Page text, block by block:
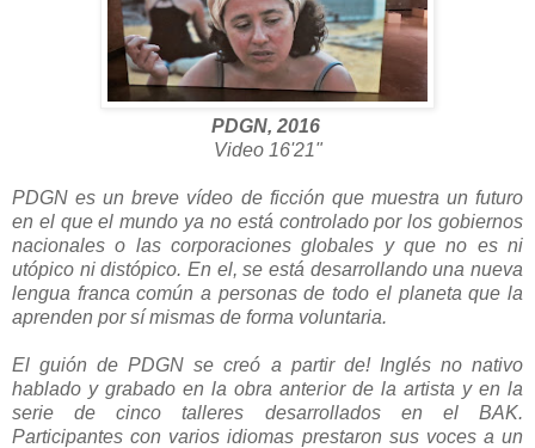
PDGN, 2016
Video 16'21"
PDGN es un breve vídeo de ficción que muestra un futuro
en el que el mundo ya no está controlado por los gobiernos
nacionales o las corporaciones globales y que no es ni
utópico ni distópico. En el, se está desarrollando una nueva
lengua franca común a personas de todo el planeta que la
aprenden por sí mismas de forma voluntaria.
El guión de PDGN se creó a partir de! Inglés no nativo
hablado y grabado en la obra anterior de la artista y en la
serie de cinco talleres desarrollados en el BAK.
Participantes con varios idiomas prestaron sus voces a un